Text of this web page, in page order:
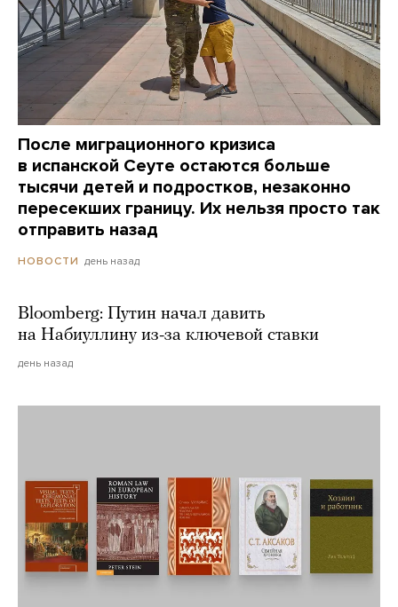
После миграционного кризиса
в испанской Сеуте остаются больше
тысячи детей и подростков, незаконно
пересекших границу. Их нельзя просто так
отправить назад
НОВОСТИ день назад
Bloomberg: Путин начал давить
на Набиуллину из-за ключевой ставки
день назад